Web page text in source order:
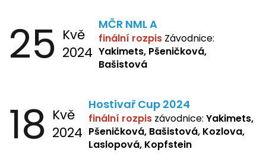
25 Kvě
2024
MČR NML A
finální rozpis Závodnice:
Yakimets, Pšeničková,
Bašistová
18 Kvě
2024
Hostivař Cup 2024
finální rozpis závodnice: Yakimets,
Pšeničková, Bašistová, Kozlova,
Laslopová, Kopfstein